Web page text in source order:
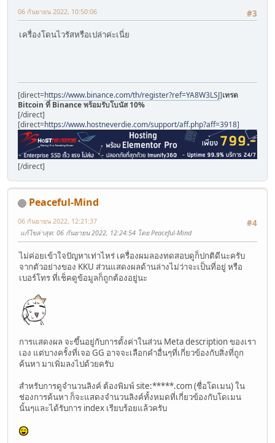
#3
06 กันยายน 2022, 10:50:06
เครื่องโดนไวรัสหรือเปล่าค่ะเนี่ย
[direct=https://www.binance.com/th/register?ref=YA8W3LSJ]เทรด
Bitcoin ที่ Binance พร้อมรับโบนัส 10%
[/direct]
[direct=https://www.hostneverdie.com/support/aff.php?aff=3918]
[/direct]
Peaceful-Mind
#4
06 กันยายน 2022, 12:21:37
แก้ไขล่าสุด: 06 กันยายน 2022, 12:24:54 โดย Peaceful-Mind
ไม่ค่อยเข้าใจปัญหาเท่าไหร่ เครื่องผมลองทดสอบดูก็ปกติดีนะครับ
จากตัวอย่างของ KKU ส่วนแสดงผลด้านล่างไม่ว่าจะเป็นที่อยู่ หรือ
เบอร์โทร ที่เช็คดูข้อมูลก็ถูกต้องอยู่นะ
การแสดงผล จะขึ้นอยู่กับการตั้งค่าในส่วน Meta description ของเรา
เอง แต่บางครั้งที่เจอ GG อาจจะเลือกคำอื่นๆที่เกี่ยวข้องกับสิ่งที่ถูก
ค้นหา มาเพิ่มลงไปด้วยครับ
สำหรับการดูจำนวนลิงค์ ต้องพิมพ์ site:*****.com (ชื่อโดเมน) ใน
ช่องการค้นหา ก็จะแสดงจำนวนลิงค์ทั้งหมดที่เกี่ยวข้องกับโดเมน
นั้นๆและได้รับการ index เรียบร้อยแล้วครับ